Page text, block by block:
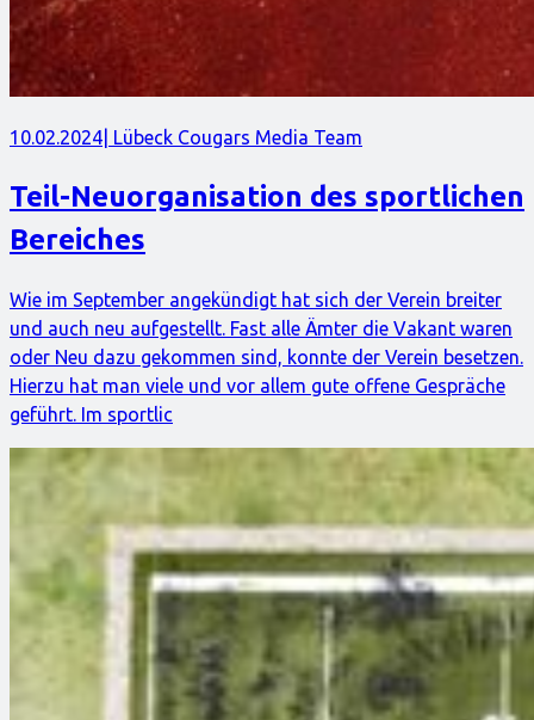
10.02.2024 | Lübeck Cougars Media Team
Teil-Neuorganisation des sportlichen
Bereiches
Wie im September angekündigt hat sich der Verein breiter
und auch neu aufgestellt. Fast alle Ämter die Vakant waren
oder Neu dazu gekommen sind, konnte der Verein besetzen.
Hierzu hat man viele und vor allem gute offene Gespräche
geführt. Im sportlic